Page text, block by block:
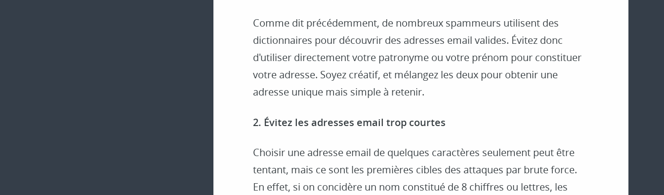
Comme dit précédemment, de nombreux spammeurs utilisent des
dictionnaires pour découvrir des adresses email valides. Évitez donc
d'utiliser directement votre patronyme ou votre prénom pour constituer
votre adresse. Soyez créatif, et mélangez les deux pour obtenir une
adresse unique mais simple à retenir.
2. Évitez les adresses email trop courtes
Choisir une adresse email de quelques caractères seulement peut être
tentant, mais ce sont les premières cibles des attaques par brute force.
En effet, si on concidère un nom constitué de 8 chiffres ou lettres, les